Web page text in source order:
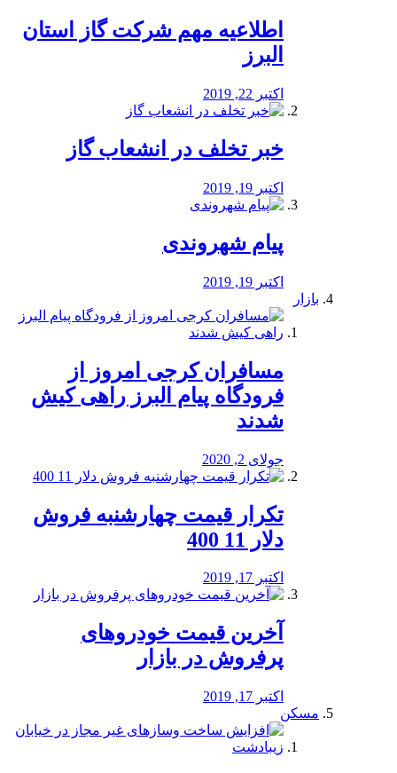
️اطلاعیه مهم شرکت گاز استان
البرز
اکتبر 22, 2019
خبر تخلف در انشعاب گاز
اکتبر 19, 2019
پیام شهروندی
اکتبر 19, 2019
بازار
مسافران کرجی امروز از
فرودگاه پیام البرز راهی کیش
شدند
جولای 2, 2020
تکرار قیمت چهارشنبه فروش
دلار 11 400
اکتبر 17, 2019
آخرین قیمت خودرو‌های
پرفروش در بازار
اکتبر 17, 2019
مسکن